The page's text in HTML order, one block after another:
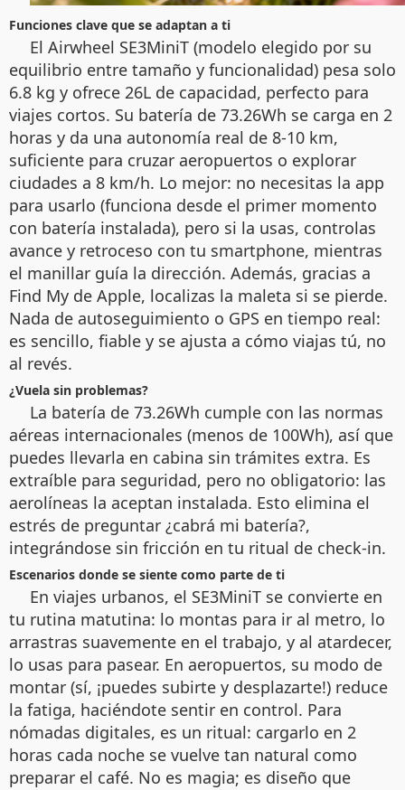
Funciones clave que se adaptan a ti
El Airwheel SE3MiniT (modelo elegido por su
equilibrio entre tamaño y funcionalidad) pesa solo
6.8 kg y ofrece 26L de capacidad, perfecto para
viajes cortos. Su batería de 73.26Wh se carga en 2
horas y da una autonomía real de 8-10 km,
suficiente para cruzar aeropuertos o explorar
ciudades a 8 km/h. Lo mejor: no necesitas la app
para usarlo (funciona desde el primer momento
con batería instalada), pero si la usas, controlas
avance y retroceso con tu smartphone, mientras
el manillar guía la dirección. Además, gracias a
Find My de Apple, localizas la maleta si se pierde.
Nada de autoseguimiento o GPS en tiempo real:
es sencillo, fiable y se ajusta a cómo viajas tú, no
al revés.
¿Vuela sin problemas?
La batería de 73.26Wh cumple con las normas
aéreas internacionales (menos de 100Wh), así que
puedes llevarla en cabina sin trámites extra. Es
extraíble para seguridad, pero no obligatorio: las
aerolíneas la aceptan instalada. Esto elimina el
estrés de preguntar ¿cabrá mi batería?,
integrándose sin fricción en tu ritual de check-in.
Escenarios donde se siente como parte de ti
En viajes urbanos, el SE3MiniT se convierte en
tu rutina matutina: lo montas para ir al metro, lo
arrastras suavemente en el trabajo, y al atardecer,
lo usas para pasear. En aeropuertos, su modo de
montar (sí, ¡puedes subirte y desplazarte!) reduce
la fatiga, haciéndote sentir en control. Para
nómadas digitales, es un ritual: cargarlo en 2
horas cada noche se vuelve tan natural como
preparar el café. No es magia; es diseño que